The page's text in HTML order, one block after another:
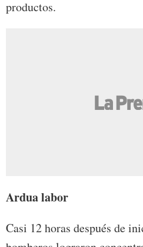
productos.
Ardua labor
Casi 12 horas después de